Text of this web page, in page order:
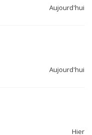
Aujourd'hui
Aujourd'hui
Hier